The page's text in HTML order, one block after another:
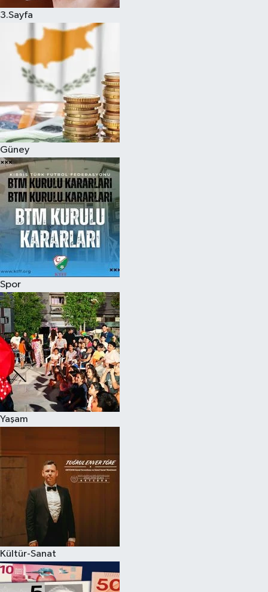
3.Sayfa
Güney
Spor
Yaşam
Kültür-Sanat